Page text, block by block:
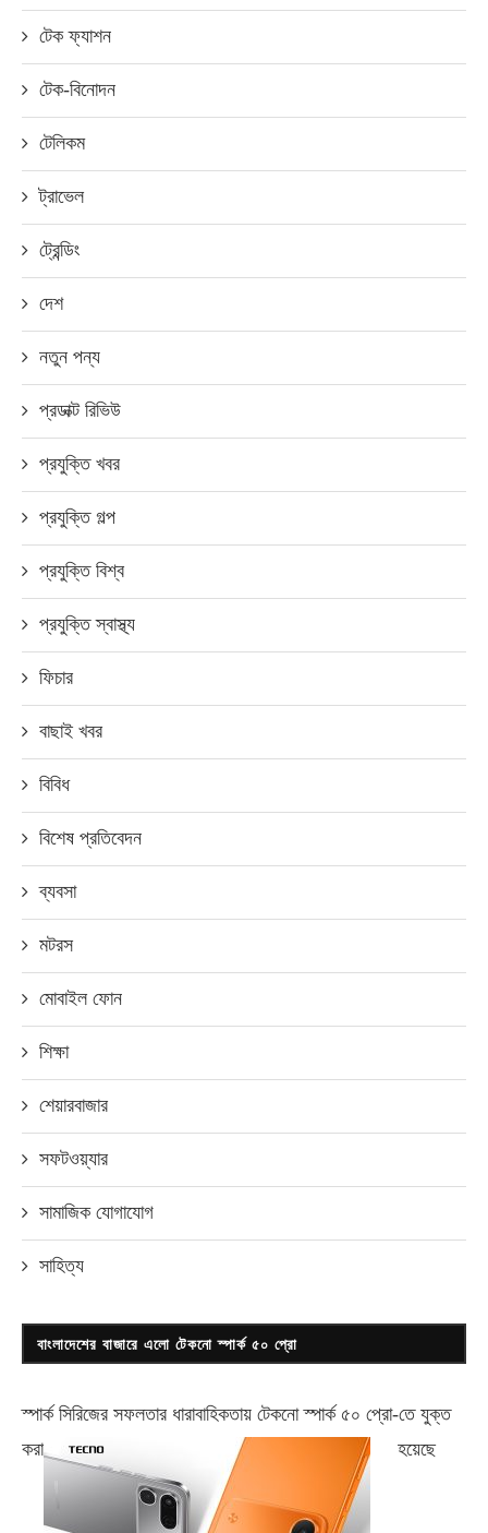
টেক ফ্যাশন
টেক-বিনোদন
টেলিকম
ট্রাভেল
ট্রেন্ডিং
দেশ
নতুন পন্য
প্রডাক্ট রিভিউ
প্রযুক্তি খবর
প্রযুক্তি গল্প
প্রযুক্তি বিশ্ব
প্রযুক্তি স্বাস্থ্য
ফিচার
বাছাই খবর
বিবিধ
বিশেষ প্রতিবেদন
ব্যবসা
মটরস
মোবাইল ফোন
শিক্ষা
শেয়ারবাজার
সফটওয়্যার
সামাজিক যোগাযোগ
সাহিত্য
বাংলাদেশের বাজারে এলো টেকনো স্পার্ক ৫০ প্রো
স্পার্ক সিরিজের সফলতার ধারাবাহিকতায় টেকনোস্পার্ক ৫০ প্রো-তে যুক্ত
করা
হয়েছে